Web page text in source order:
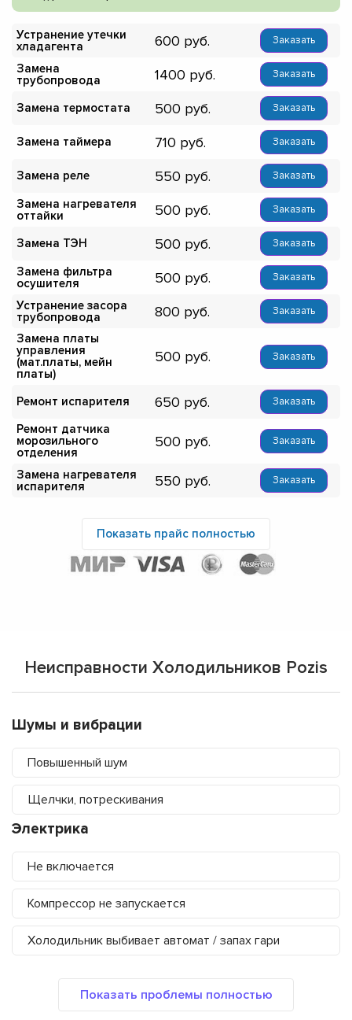
Устранение утечки
хладагента
600 Заказать
Замена
трубопровода
1400 Заказать
Замена термостата 500 Заказать
Замена таймера 710 Заказать
Замена реле 550 Заказать
Замена нагревателя
оттайки
500 Заказать
Замена ТЭН 500 Заказать
Замена фильтра
осушителя
500 Заказать
Устранение засора
трубопровода
800 Заказать
Замена платы
управления
(мат.платы, мейн
платы)
500 Заказать
Ремонт испарителя 650 Заказать
Ремонт датчика
морозильного
отделения
500 Заказать
Замена нагревателя
испарителя
550 Заказать
Показать прайс полностью
Неисправности Холодильников Pozis
Шумы и вибрации
Повышенный шум
Щелчки, потрескивания
Электрика
Не включается
Компрессор не запускается
Холодильник выбивает автомат / запах гари